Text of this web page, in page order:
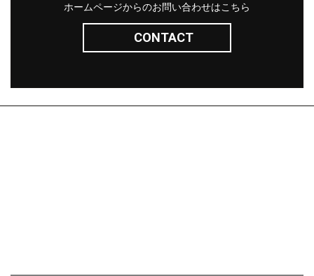
ホームページからのお問い合わせはこちら
CONTACT